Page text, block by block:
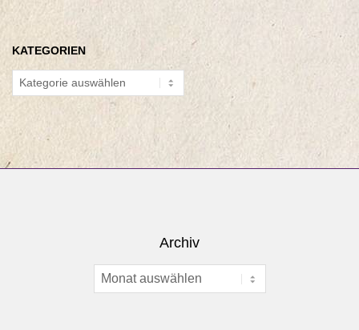
KATEGORIEN
Kategorien
Archiv
Archiv